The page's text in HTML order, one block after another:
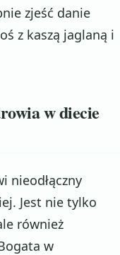
zjeść danie
z kaszą jaglaną i
w diecie
nieodłączny
Jest nie tylko
również
w